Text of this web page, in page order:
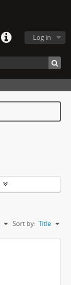
Log in
Sort by: Title